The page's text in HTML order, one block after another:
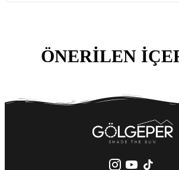
ÖNERILEN